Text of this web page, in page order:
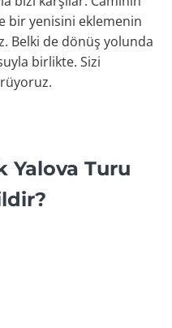
bir yenisini eklemenin
Belki de dönüş yolunda
birlikte. Sizi
Turu